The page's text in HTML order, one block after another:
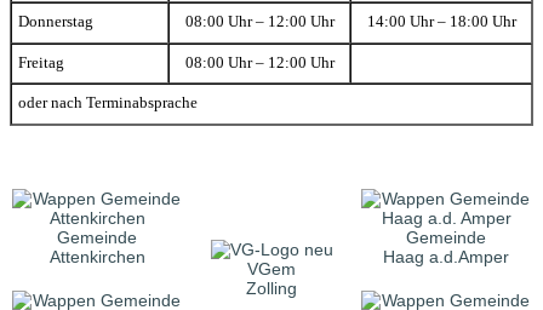
Donnerstag 08:00 Uhr – 12:00 Uhr 14:00 Uhr – 18:00 Uhr
Freitag 08:00 Uhr – 12:00 Uhr
oder nach Terminabsprache
Gemeinde
Attenkirchen
VGem
Zolling
Gemeinde
Haag a.d.Amper